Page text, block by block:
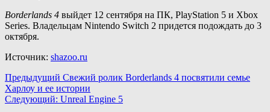
Borderlands 4 выйдет 12 сентября на ПК, PlayStation 5 и Xbox
Series. Владельцам Nintendo Switch 2 придется подождать до 3
октября.
Источник: shazoo.ru
Навигация
записи
Предыдущий Свежий ролик Borderlands 4 посвятили семье
Харлоу и ее истории
Следующий: Unreal Engine 5